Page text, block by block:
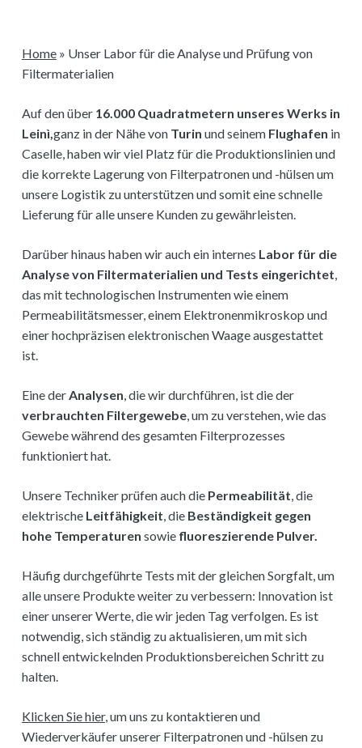
Home» Unser Labor für die Analyse und Prüfung von
Filtermaterialien
Auf den über 16.000 Quadratmetern unseres Werks in
Leinì,ganz in der Nähe von Turin und seinem Flughafen in
Caselle, haben wir viel Platz für die Produktionslinien und
die korrekte Lagerung von Filterpatronen und -hülsen um
unsere Logistik zu unterstützen und somit eine schnelle
Lieferung für alle unsere Kunden zu gewährleisten.
Darüber hinaus haben wir auch ein internes Labor für die
Analyse von Filtermaterialien und Tests eingerichtet,
das mit technologischen Instrumenten wie einem
Permeabilitätsmesser, einem Elektronenmikroskop und
einer hochpräzisen elektronischen Waage ausgestattet
ist.
Eine derAnalysen, die wir durchführen, ist die der
verbrauchten Filtergewebe, um zu verstehen, wie das
Gewebe während des gesamten Filterprozesses
funktioniert hat.
Unsere Techniker prüfen auch die Permeabilität, die
elektrische Leitfähigkeit, die Beständigkeit gegen
hohe Temperaturen sowie fluoreszierende Pulver.
Häufig durchgeführte Tests mit der gleichen Sorgfalt, um
alle unsere Produkte weiter zu verbessern: Innovation ist
einer unserer Werte, die wir jeden Tag verfolgen. Es ist
notwendig, sich ständig zu aktualisieren, um mit sich
schnell entwickelnden Produktionsbereichen Schritt zu
halten.
Klicken Sie hier, um uns zu kontaktieren und
Wiederverkäufer unserer Filterpatronen und -hülsen zu